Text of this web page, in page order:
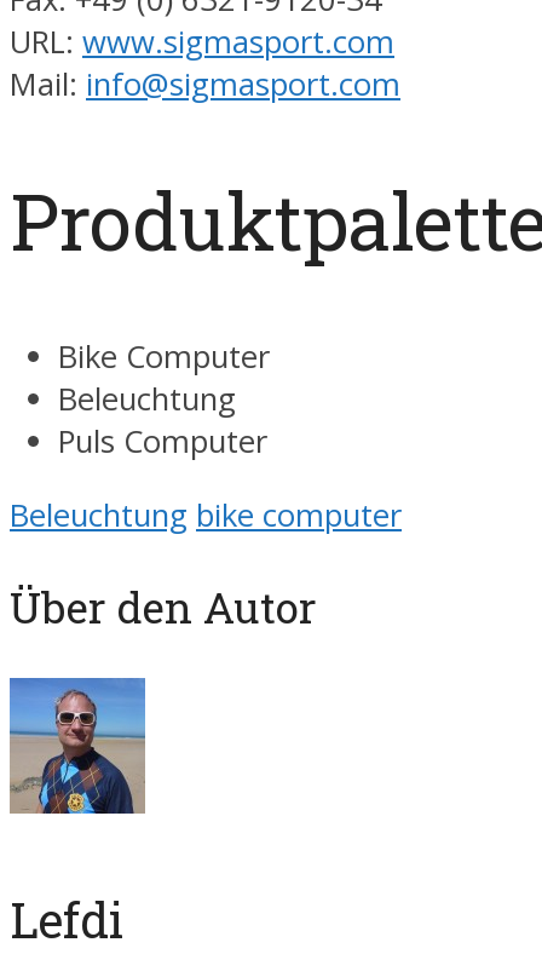
URL: www.sigmasport.com
Mail: info@sigmasport.com
Bike Computer
Beleuchtung
Puls Computer
Beleuchtung bike computer
Über den Autor
Lefdi